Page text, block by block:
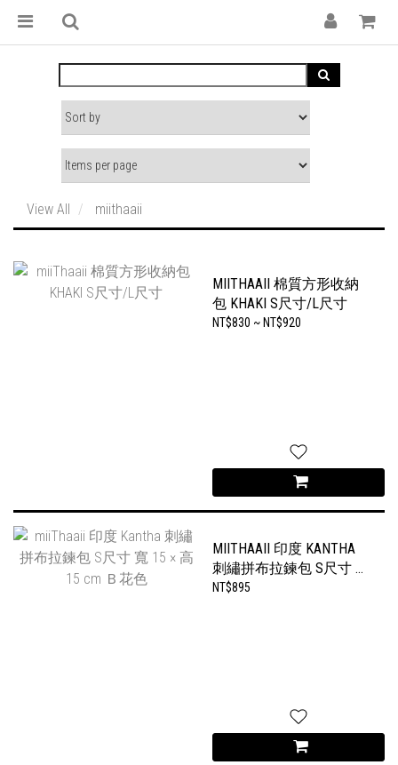
View All miithaaii
MIITHAAII 棉質方形收納
包 KHAKI S尺寸/L尺寸
NT$830 ~ NT$920
MIITHAAII 印度 KANTHA
刺繡拼布拉鍊包 S尺寸 寬
15 × 高 15 CM Ｂ花色
NT$895